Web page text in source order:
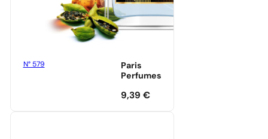
N° 579
Paris
Perfumes
9,39 €